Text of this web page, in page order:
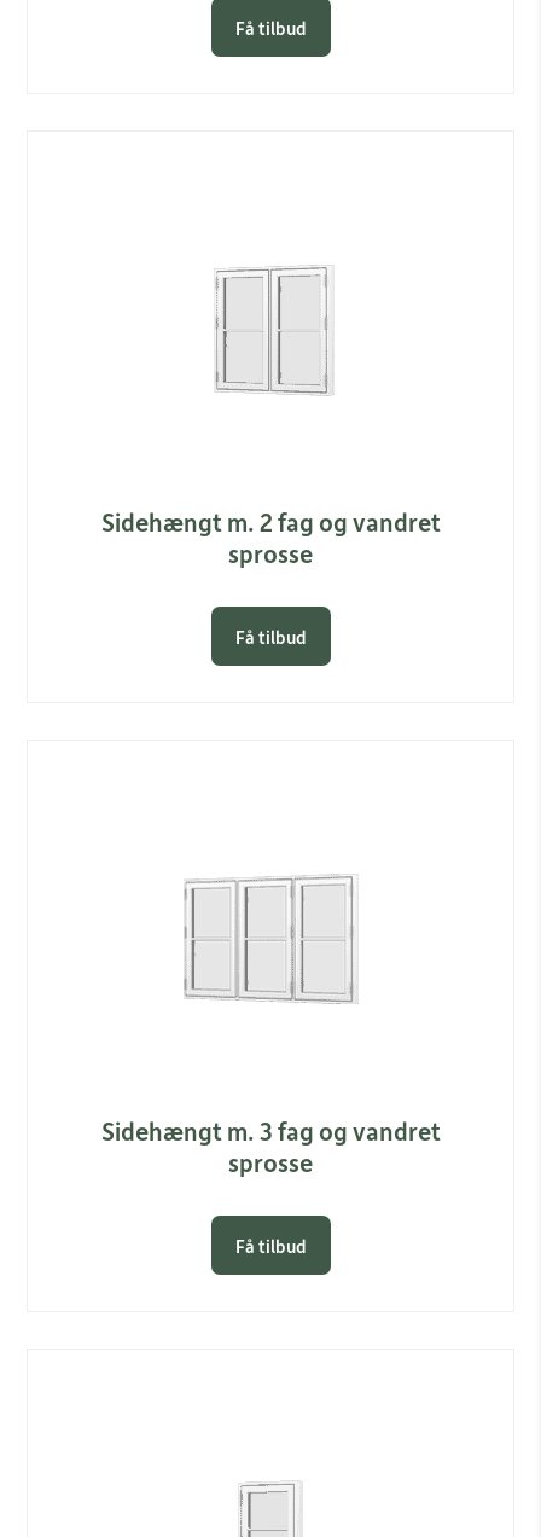
Få tilbud
Sidehængt m. 2 fag og vandret
sprosse
Få tilbud
Sidehængt m. 3 fag og vandret
sprosse
Få tilbud